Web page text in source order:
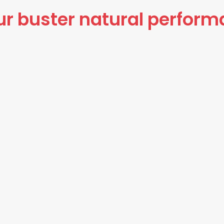
buster natural